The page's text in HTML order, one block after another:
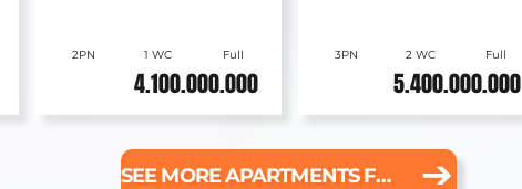
2PN 1 WC Full
4.100.000.000
3PN 2 WC Full
5.400.000.000
SEE MORE APARTMENTS FOR RENT